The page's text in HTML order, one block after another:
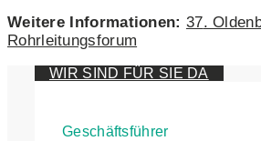
Weitere Informationen: 37.
Rohrleitungsforum
WIR SIND FÜR SIE DA
Geschäftsführer